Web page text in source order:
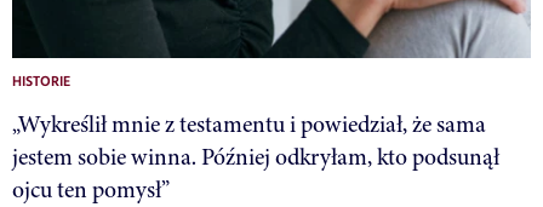
HISTORIE
„Wykreślił mnie z testamentu i powiedział, że sama
jestem sobie winna. Później odkryłam, kto podsunął
ojcu ten pomysł”